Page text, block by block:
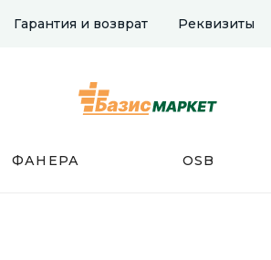
Гарантия и возврат Реквизиты
ФАНЕРА OSB